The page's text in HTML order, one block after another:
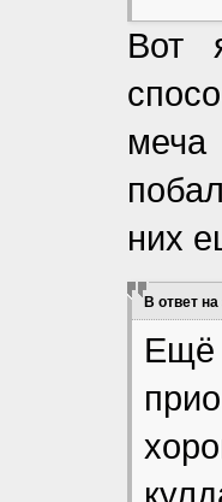
Вот
них
В ответ
Ещё